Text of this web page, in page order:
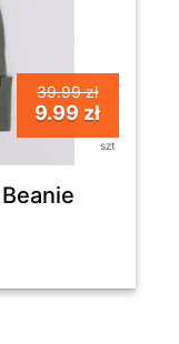
39.99 zł
9.99 zł
szt